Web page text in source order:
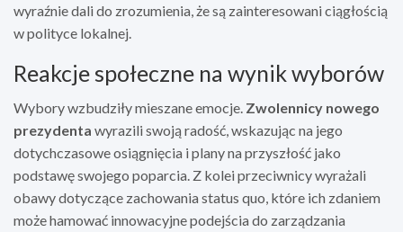
wyraźnie dali do zrozumienia, że są zainteresowani ciągłością
w polityce lokalnej.
Reakcje społeczne na wynik wyborów
Wybory wzbudziły mieszane emocje. Zwolennicy nowego
prezydenta wyrazili swoją radość, wskazując na jego
dotychczasowe osiągnięcia i plany na przyszłość jako
podstawę swojego poparcia. Z kolei przeciwnicy wyrażali
obawy dotyczące zachowania status quo, które ich zdaniem
może hamować innowacyjne podejścia do zarządzania